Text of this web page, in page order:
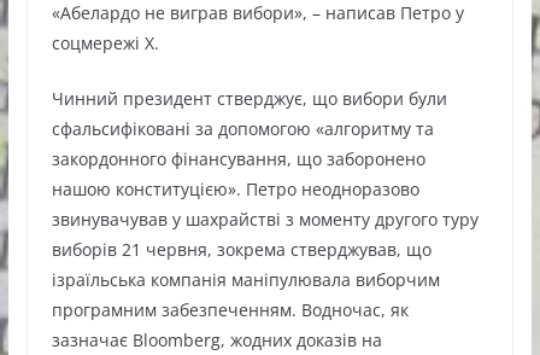
«Абелардо не виграв вибори», – написав Петро у
соцмережі X.
Чинний президент стверджує, що вибори були
сфальсифіковані за допомогою «алгоритму та
закордонного фінансування, що заборонено
нашою конституцією». Петро неодноразово
звинувачував у шахрайстві з моменту другого туру
виборів 21 червня, зокрема стверджував, що
ізраїльська компанія маніпулювала виборчим
програмним забезпеченням. Водночас, як
зазначає Bloomberg, жодних доказів на